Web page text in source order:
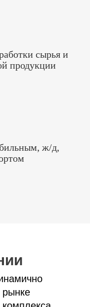
сырья и
продукции
ж/д,
рынке